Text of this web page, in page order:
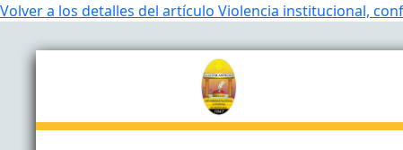
Volver a los detalles del artículo Violencia institucional,